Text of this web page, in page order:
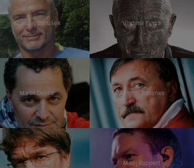
Stanislav Bartůšek Vladimír Franz
Martin Dejdar Antonín Panenka
Dan Bárta Matěj Ruppert